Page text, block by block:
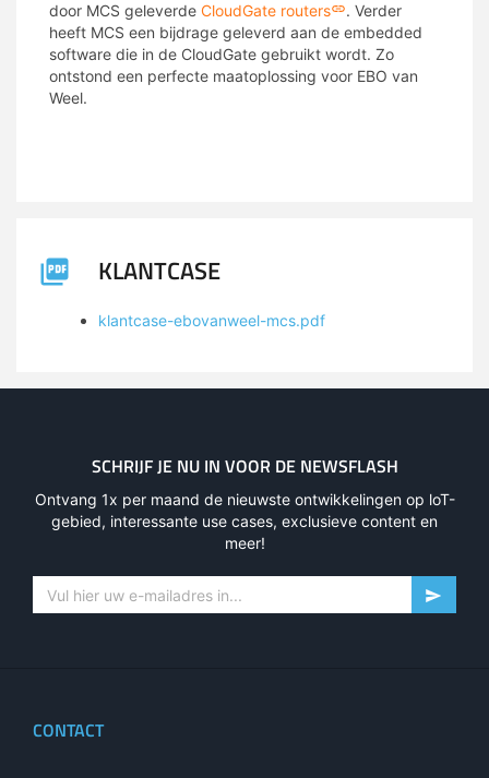
door MCS geleverde CloudGate routers
. Verder
heeft MCS een bijdrage geleverd aan de embedded
software die in de CloudGate gebruikt wordt. Zo
ontstond een perfecte maatoplossing voor EBO van
Weel.
KLANTCASE
klantcase-ebovanweel-mcs.pdf
SCHRIJF JE NU IN VOOR DE NEWSFLASH
Ontvang 1x per maand de nieuwste ontwikkelingen op loT-
gebied, interessante use cases, exclusieve content en
meer!
CONTACT